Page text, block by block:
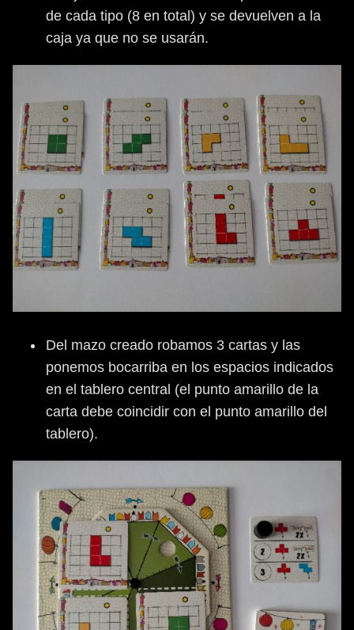
de cada tipo (8 en total) y se devuelven a la
caja ya que no se usarán.
Del mazo creado robamos 3 cartas y las
ponemos bocarriba en los espacios indicados
en el tablero central (el punto amarillo de la
carta debe coincidir con el punto amarillo del
tablero).